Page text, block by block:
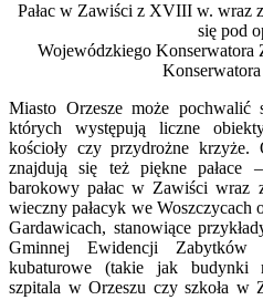
Pałac w Zawiści z XVIII w. wraz
się pod
Wojewódzkiego
Miasto Orzesze może pochwalić
których występują liczne
kościoły czy przydrożne krzyże.
znajdują się też piękne
barokowy pałac w Zawiści wraz
wieczny pałacyk we Woszczycach
Gardawicach, stanowiące
Gminnej Ewidencji Zabytków
kubaturowe (takie jak budynki
szpitala w Orzeszu czy szkoła w